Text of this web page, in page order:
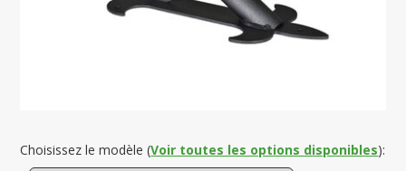
Choisissez le modèle (Voir toutes les options disponibles):